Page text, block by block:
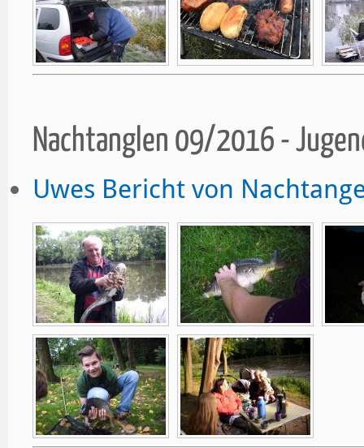
Nachtanglen 09/2016 -
Uwes Bericht von